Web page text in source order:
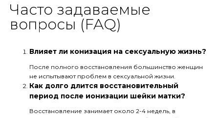
Часто задаваемые
вопросы (FAQ)
Влияет ли конизация на сексуальную жизнь?
После полного восстановления большинство женщин
не испытывают проблем в сексуальной жизни.
Как долго длится восстановительный
период после ионизации шейки матки?
Восстановление занимает около 2-4 недель, в